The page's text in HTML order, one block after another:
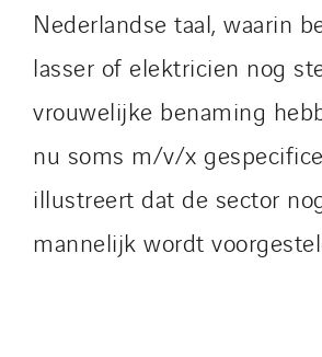
Nederlandse taal, waarin
lasser of elektricien nog
vrouwelijke benaming
nu soms m/v/x
illustreert dat de sector
mannelijk wordt